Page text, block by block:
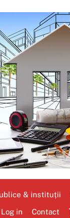
& instituții
Log in
Contact